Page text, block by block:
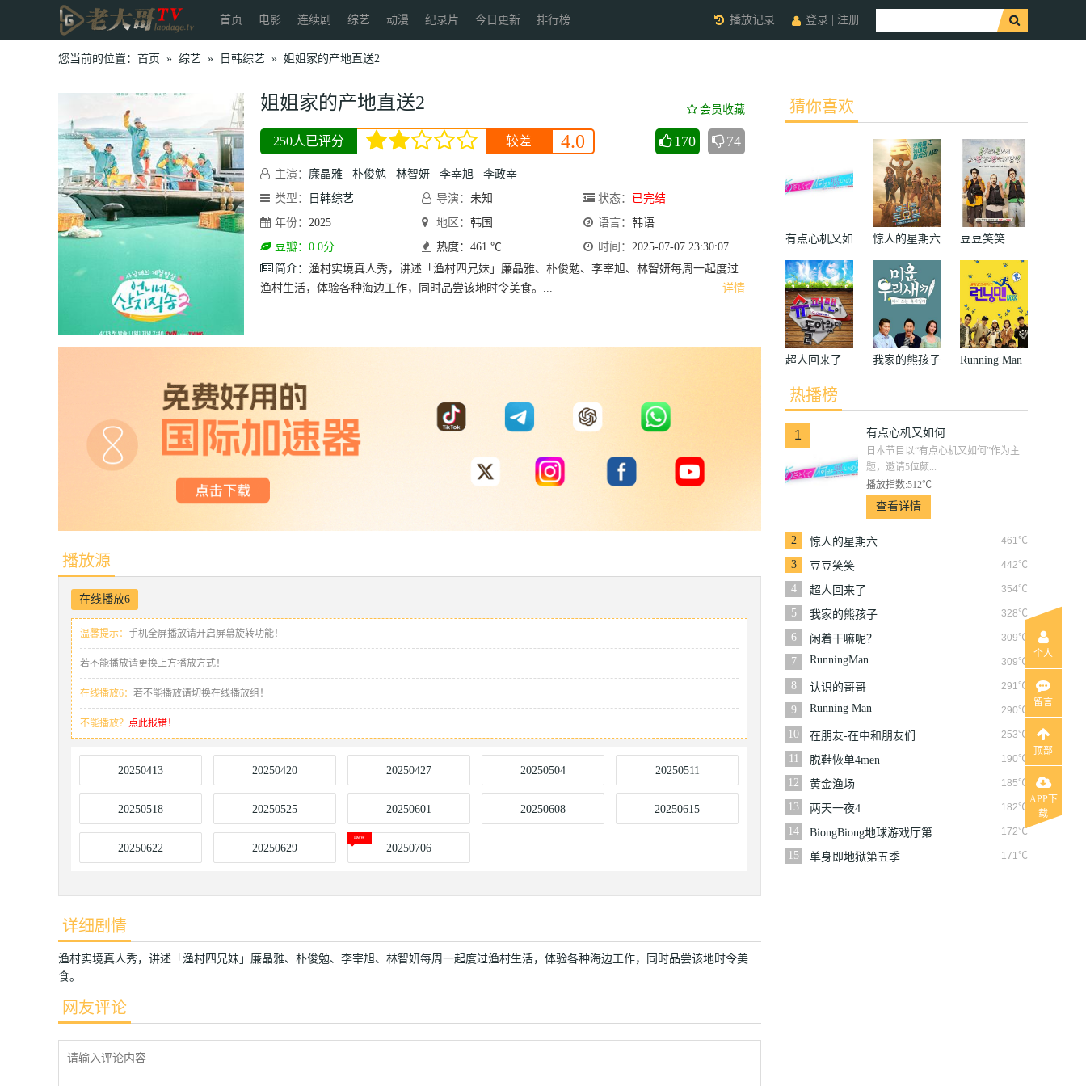
首页 电影 连续剧 综艺 动漫 纪录片 今日更新 排行榜 登录 注册
播放记录
您当前的位置： 首页 » 综艺 » 日韩综艺 » 姐姐家的产地直送2
姐姐家的产地直送2 会员收藏
250人已评分 较差 4.0 170 74
主演： 廉晶雅 朴俊勉 林智妍 李宰旭
李政宰
类型：
日韩综艺 导演： 未知 状态：
已完结
年份： 2025 地区： 韩国 语言： 韩语
豆瓣：0.0分
热度：461 ℃ 时间： 2025-07-07 23:30:07
简介：
详情
渔村实境真人秀，讲述「渔村四兄妹」廉晶雅、朴俊勉、李宰旭、林智妍每周一起度过
渔村生活，体验各种海边工作，同时品尝该地时令美食。...
播放源
在线播放6
温馨提示： 手机全屏播放请开启屏幕旋转功能！
若不能播放请更换上方播放方式！
在线播放6： 若不能播放请切换在线播放组！
不能播放？ 点此报错！
20250413 20250420 20250427 20250504 20250511
20250518 20250525 20250601 20250608 20250615
20250622 20250629 20250706
详细剧情
渔村实境真人秀，讲述「渔村四兄妹」廉晶雅、朴俊勉、李宰旭、林智妍每周一起度过渔村生活，体验各种海边工作，同时品尝该地时令美
食。
网友评论
猜你喜欢
有点心机又如
何
惊人的星期六 豆豆笑笑
超人回来了 我家的熊孩子 Running Man
热播榜
1 有点心机又如何
日本节目以“有点心机又如何”作为主
题，邀请5位颇...
播放指数:512℃
查看详情
2 461℃
惊人的星期六
3
442℃
豆豆笑笑
4
354℃
超人回来了
5
328℃
我家的熊孩子
6
309℃
闲着干嘛呢？
7
309℃
RunningMan
8 291℃
认识的哥哥
9
290℃
Running Man
10 253℃
在朋友-在中和朋友们
11
190℃
脱鞋恢单4men
12
185℃
黄金渔场
13
182℃
两天一夜4
14
172℃
BiongBiong地球游戏厅第
三季
15 171℃
单身即地狱第五季
个人
留言
顶部
APP下
载